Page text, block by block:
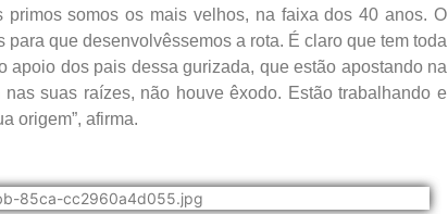
primos somos os mais velhos, na faixa dos 40 anos. O
que desenvolvêssemos a rota. É claro que tem toda
apoio dos pais dessa gurizada, que estão apostando na
suas raízes, não houve êxodo. Estão trabalhando e
origem”, afirma.